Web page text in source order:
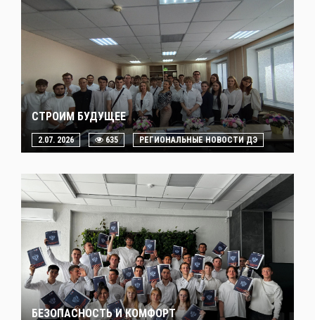
СТРОИМ БУДУЩЕЕ
2.07. 2026 635 РЕГИОНАЛЬНЫЕ НОВОСТИ ДЭ
БЕЗОПАСНОСТЬ И КОМФОРТ